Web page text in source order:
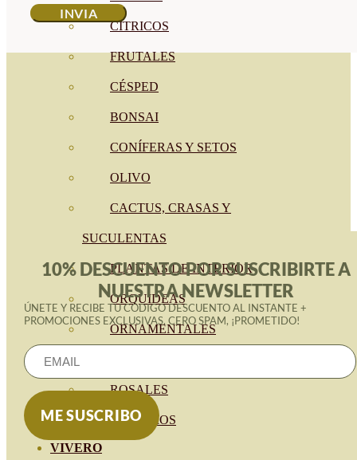
CÍTRICOS
FRUTALES
CÉSPED
BONSAI
CONÍFERAS Y SETOS
OLIVO
CACTUS, CRASAS Y
SUCULENTAS
PLANTAS DE INTERIOR
ORQUIDEAS
ORNAMENTALES
ROSALES
GERANIOS
VIVERO
10% DESCUENTO POR SUSCRIBIRTE A
NUESTRA NEWSLETTER
ÚNETE Y RECIBE TU CÓDIGO DESCUENTO AL INSTANTE +
PROMOCIONES EXCLUSIVAS. CERO SPAM, ¡PROMETIDO!